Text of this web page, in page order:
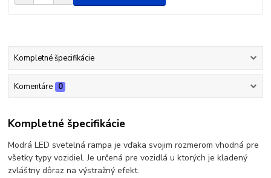
Kompletné špecifikácie
Komentáre 0
Kompletné špecifikácie
Modrá LED svetelná rampa je vďaka svojim rozmerom vhodná pre
všetky typy vozidiel. Je určená pre vozidlá u ktorých je kladený
zvláštny dôraz na výstražný efekt.